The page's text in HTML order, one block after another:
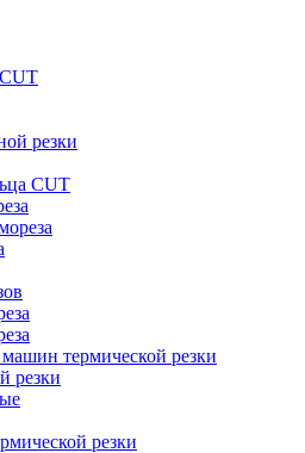
резки
CUT
термической резки
резки
резки